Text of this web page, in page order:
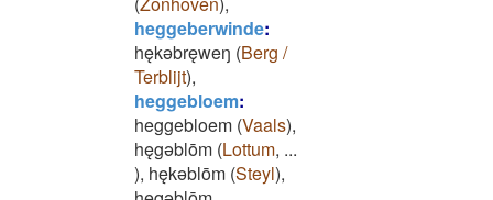
heggeberwinde:
hękǝbręweŋ (Berg /
Terblijt),
heggebloem:
heggebloem (Vaals),
hęgǝblōm (Lottum, ...
), hękǝblōm (Steyl),